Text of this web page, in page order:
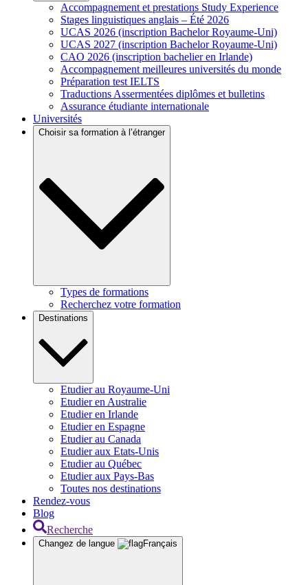
Accompagnement et prestations Study Experience
Stages linguistiques anglais – Été 2026
UCAS 2026 (inscription Bachelor Royaume-Uni)
UCAS 2027 (inscription Bachelor Royaume-Uni)
CAO 2026 (inscription bachelier en Irlande)
Accompagnement meilleures universités du monde
Préparation test IELTS
Traductions Assermentées diplômes et bulletins
Assurance étudiante internationale
Universités
Choisir sa formation à l’étranger
Types de formations
Recherchez votre formation
Destinations
Etudier au Royaume-Uni
Etudier en Australie
Etudier en Irlande
Etudier en Espagne
Etudier au Canada
Etudier aux Etats-Unis
Etudier au Québec
Etudier aux Pays-Bas
Toutes nos destinations
Rendez-vous
Blog
Recherche
Changez de langue Français